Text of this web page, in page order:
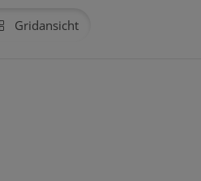
Gridansicht